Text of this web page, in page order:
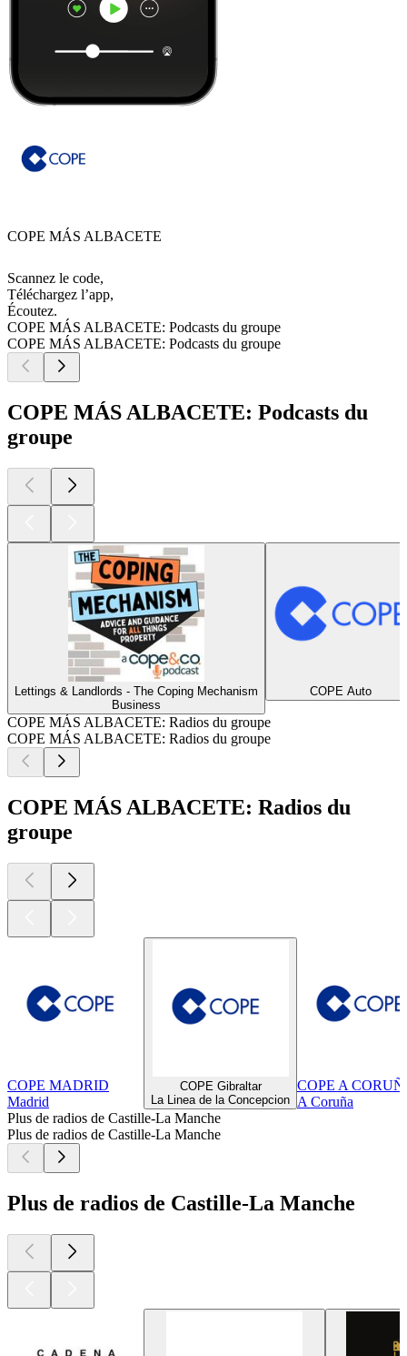
COPE MÁS ALBACETE
Scannez le code,
Téléchargez l’app,
Écoutez.
COPE MÁS ALBACETE: Podcasts du groupe
COPE MÁS ALBACETE: Podcasts du groupe
COPE MÁS ALBACETE: Podcasts du
groupe
Lettings & Landlords - The Coping Mechanism
Business
COPE Auto
COPE MÁS ALBACETE: Radios du groupe
COPE MÁS ALBACETE: Radios du groupe
COPE MÁS ALBACETE: Radios du
groupe
COPE MADRID
Madrid
COPE Gibraltar
La Linea de la Concepcion
COPE A
A Coruña
Plus de radios de Castille-La Manche
Plus de radios de Castille-La Manche
Plus de radios de Castille-La Manche